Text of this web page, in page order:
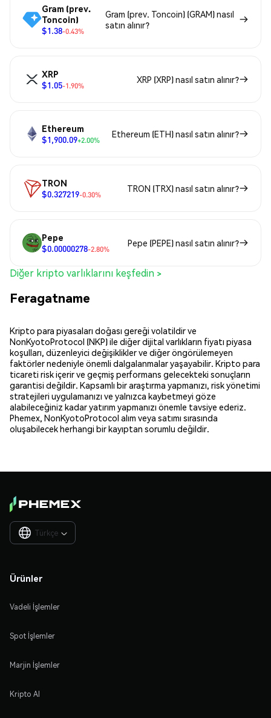
Gram (prev.
Toncoin)
$1.38-0.43%
Gram (prev. Toncoin) (GRAM) nasıl
satın alınır?
XRP
$1.05-1.90%
XRP (XRP) nasıl satın alınır?
Ethereum
$1,900.09+2.00%
Ethereum (ETH) nasıl satın alınır?
TRON
$0.327219-0.30%
TRON (TRX) nasıl satın alınır?
Pepe
$0.00000278-2.80%
Pepe (PEPE) nasıl satın alınır?
Diğer kripto varlıklarını keşfedin >
Feragatname
Kripto para piyasaları doğası gereği volatildir ve
NonKyotoProtocol (NKP) ile diğer dijital varlıkların fiyatı piyasa
koşulları, düzenleyici değişiklikler ve diğer öngörülemeyen
faktörler nedeniyle önemli dalgalanmalar yaşayabilir. Kripto para
ticareti risk içerir ve geçmiş performans gelecekteki sonuçların
garantisi değildir. Kapsamlı bir araştırma yapmanızı, risk yönetimi
stratejileri uygulamanızı ve yalnızca kaybetmeyi göze
alabileceğiniz kadar yatırım yapmanızı önemle tavsiye ederiz.
Phemex, NonKyotoProtocol alım veya satımı sırasında
oluşabilecek herhangi bir kayıptan sorumlu değildir.
Türkçe 
Ürünler
Vadeli İşlemler
Spot İşlemler
Marjin İşlemler
Kripto Al